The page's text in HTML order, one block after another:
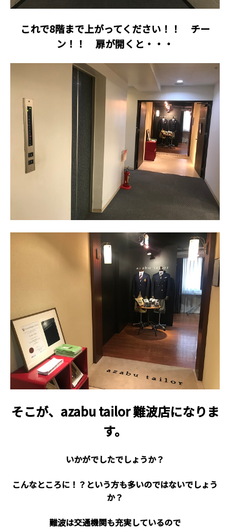
これで8階まで上がってください！！ チー
ン！！ 扉が開くと・・・
そこが、azabu tailor 難波店になりま
す。
いかがでしたでしょうか？
こんなところに！？という方も多いのではないでしょう
か？
難波は交通機関も充実しているので